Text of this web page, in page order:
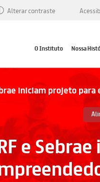
Alterar contraste
O Instituto Nossa
iniciam projeto
e